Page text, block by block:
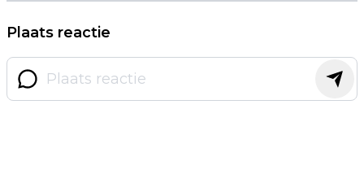
Plaats reactie